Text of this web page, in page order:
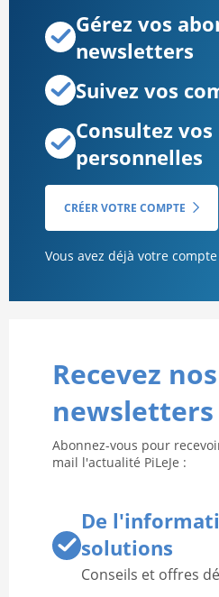
Gérez vos
newsletters
Suivez vos
Consultez
personnelles
CRÉER VOTRE COMPTE
Vous avez déjà votre compte
Recevez nos
newsletters
Abonnez-vous pour
mail l'actualité PiLeJe :
De
solutions
Conseils et offres